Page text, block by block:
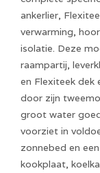
ankerlier,
verwarming,
isolatie. Deze
raampartij,
en Flexiteek dek
door zijn
groot water
voorziet in
zonnebed en
kookplaat,